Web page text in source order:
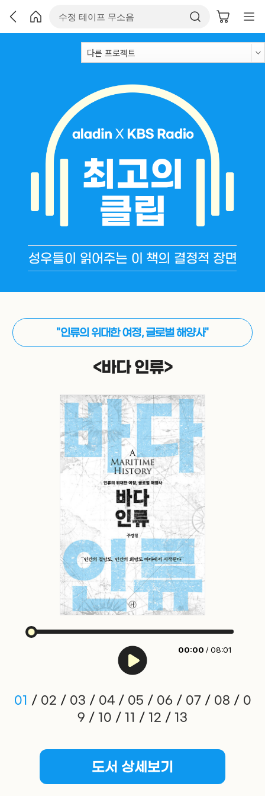
"인류의 위대한 여정, 글로벌 해양사"
<바다 인류>
00:00 / 08:01
01 / 02 / 03 / 04/ 05 / 06 / 07/ 08 / 0
9 / 10 / 11 / 12 / 13
도서 상세보기